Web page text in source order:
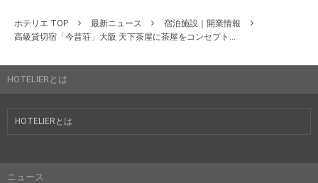
ホテリエ TOP 最新ニュース
宿泊施設｜開業情報
高級貸切宿「今昔荘」大阪 天下茶屋に茶屋をコンセプト...
HOTELIERとは
HOTELIERとは
ニュース